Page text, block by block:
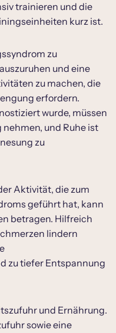
trainieren und die
kurz ist.
zu
und eine
zu machen, die
erfordern.
wurde, müssen
und Ruhe ist
zu
Aktivität, die zum
geführt hat, kann
betragen. Hilfreich
lindern
zu tiefer Entspannung
und Ernährung.
sowie eine